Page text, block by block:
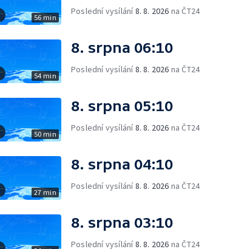
56 min
Poslední vysílání8. 8. 2026 na ČT24
54 min
8. srpna 06:10
Poslední vysílání8. 8. 2026 na ČT24
50 min
8. srpna 05:10
Poslední vysílání8. 8. 2026 na ČT24
27 min
8. srpna 04:10
Poslední vysílání8. 8. 2026 na ČT24
8. srpna 03:10
Poslední vysílání8. 8. 2026 na ČT24